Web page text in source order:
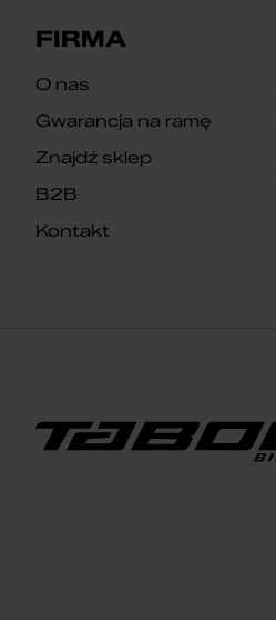
FIRMA
O nas
Gwarancja na ramę
Znajdź sklep
B2B
Kontakt